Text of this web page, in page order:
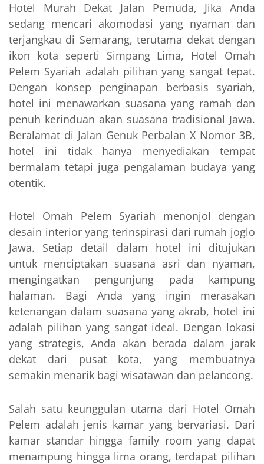
Hotel Murah Dekat Jalan Pemuda, Jika Anda
sedang mencari akomodasi yang nyaman dan
terjangkau di Semarang, terutama dekat dengan
ikon kota seperti Simpang Lima, Hotel Omah
Pelem Syariah adalah pilihan yang sangat tepat.
Dengan konsep penginapan berbasis syariah,
hotel ini menawarkan suasana yang ramah dan
penuh kerinduan akan suasana tradisional Jawa.
Beralamat di Jalan Genuk Perbalan X Nomor 3B,
hotel ini tidak hanya menyediakan tempat
bermalam tetapi juga pengalaman budaya yang
otentik.
Hotel Omah Pelem Syariah menonjol dengan
desain interior yang terinspirasi dari rumah joglo
Jawa. Setiap detail dalam hotel ini ditujukan
untuk menciptakan suasana asri dan nyaman,
mengingatkan pengunjung pada kampung
halaman. Bagi Anda yang ingin merasakan
ketenangan dalam suasana yang akrab, hotel ini
adalah pilihan yang sangat ideal. Dengan lokasi
yang strategis, Anda akan berada dalam jarak
dekat dari pusat kota, yang membuatnya
semakin menarik bagi wisatawan dan pelancong.
Salah satu keunggulan utama dari Hotel Omah
Pelem adalah jenis kamar yang bervariasi. Dari
kamar standar hingga family room yang dapat
menampung hingga lima orang, terdapat pilihan